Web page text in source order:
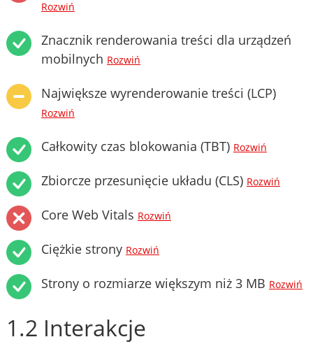
Rozwiń
Znacznik renderowania treści dla urządzeń
mobilnych Rozwiń
Największe wyrenderowanie treści (LCP)
Rozwiń
Całkowity czas blokowania (TBT) Rozwiń
Zbiorcze przesunięcie układu (CLS) Rozwiń
Core Web Vitals Rozwiń
Ciężkie strony Rozwiń
Strony o rozmiarze większym niż 3 MB Rozwiń
1.2 Interakcje